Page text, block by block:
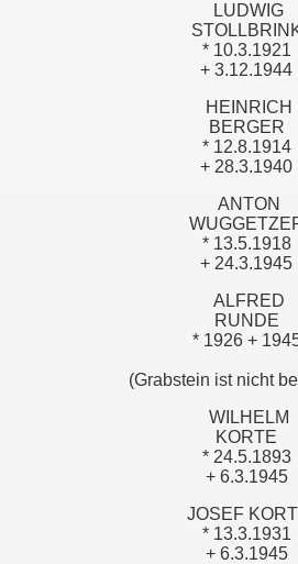
LUDWIG
* 10.3.1921
+ 3.12.1944
HEINRICH
BERGER
* 12.8.1914
+ 28.3.1940
ANTON
* 13.5.1918
+ 24.3.1945
ALFRED
RUNDE
* 1926 +
(Grabstein ist nicht
WILHELM
KORTE
* 24.5.1893
+ 6.3.1945
JOSEF
* 13.3.1931
+ 6.3.1945